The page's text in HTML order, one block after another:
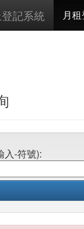
記系統 月
入-符號):